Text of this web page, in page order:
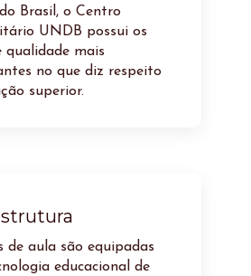
Brasil, o Centro
UNDB possui os
qualidade mais
no que diz respeito
superior.
de aula são equipadas
educacional de